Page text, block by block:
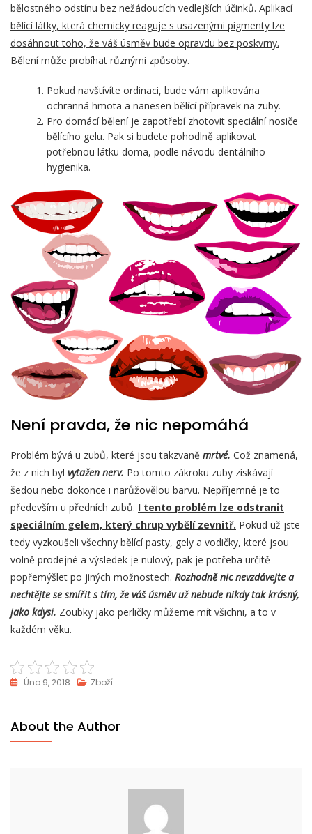
bělostného odstínu bez nežádoucích vedlejších účinků. Aplikací
bělící látky, která chemicky reaguje s usazenými pigmenty lze
dosáhnout toho, že váš úsměv bude opravdu bez poskvrny.
Bělení může probíhat různými způsoby.
Pokud navštívíte ordinaci, bude vám aplikována
ochranná hmota a nanesen bělící přípravek na zuby.
Pro domácí bělení je zapotřebí zhotovit speciální nosiče
bělícího gelu. Pak si budete pohodlně aplikovat
potřebnou látku doma, podle návodu dentálního
hygienika.
Není pravda, že nic nepomáhá
Problém bývá u zubů, které jsou takzvaně mrtvé. Což znamená,
že z nich byl vytažen nerv. Po tomto zákroku zuby získávají
šedou nebo dokonce i narůžovělou barvu. Nepříjemné je to
především u předních zubů. I tento problém lze odstranit
speciálním gelem, který chrup vybělí zevnitř. Pokud už jste
tedy vyzkoušeli všechny bělící pasty, gely a vodičky, které jsou
volně prodejné a výsledek je nulový, pak je potřeba určitě
popřemýšlet po jiných možnostech. Rozhodně nic nevzdávejte a
nechtějte se smířit s tím, že váš úsměv už nebude nikdy tak krásný,
jako kdysi. Zoubky jako perličky můžeme mít všichni, a to v
každém věku.
Úno 9, 2018 Zboží
About the Author